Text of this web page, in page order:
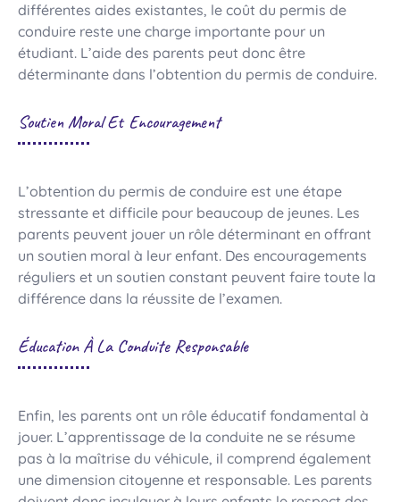
différentes aides existantes, le coût du permis de
conduire reste une charge importante pour un
étudiant. L’aide des parents peut donc être
déterminante dans l’obtention du permis de conduire.
Soutien Moral Et Encouragement
L’obtention du permis de conduire est une étape
stressante et difficile pour beaucoup de jeunes. Les
parents peuvent jouer un rôle déterminant en offrant
un soutien moral à leur enfant. Des encouragements
réguliers et un soutien constant peuvent faire toute la
différence dans la réussite de l’examen.
Éducation À La Conduite Responsable
Enfin, les parents ont un rôle éducatif fondamental à
jouer. L’apprentissage de la conduite ne se résume
pas à la maîtrise du véhicule, il comprend également
une dimension citoyenne et responsable. Les parents